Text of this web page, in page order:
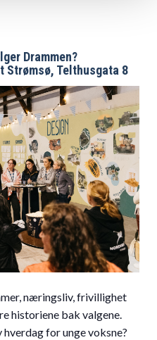
Drammen?
Strømsø, Telthusgata 8
næringsliv, frivillighet
historiene bak valgene.
for unge voksne?